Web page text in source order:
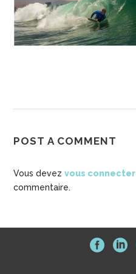
POST A COMMENT
Vous devezvous connecter
commentaire.